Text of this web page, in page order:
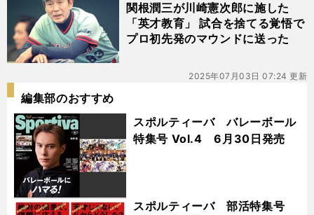
関根潤三が川崎憲次郎に施した
「英才教育」 試合を捨てる覚悟で
プロ初先発のマウンドに送った
2025年07月03日 07:24 更新
編集部のおすすめ
スポルティーバ バレーボール
特集号 Vol.4 6月30日発売
スポルティーバ 部活特集号